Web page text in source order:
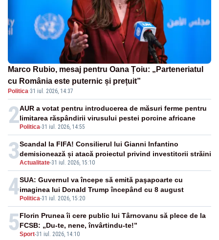
Marco Rubio, mesaj pentru Oana Țoiu: „Parteneriatul
cu România este puternic și prețuit”
Politica·31 iul. 2026, 14:37
2 Politica-31 iul. 2026, 14:55
AUR a votat pentru introducerea de măsuri ferme pentru
limitarea răspândirii virusului pestei porcine africane
3Actualitate-31 iul. 2026, 15:10
Scandal la FIFA! Consilierul lui Gianni Infantino
demisionează și atacă proiectul privind investitorii străini
4 Politica-31 iul. 2026, 15:20
SUA: Guvernul va începe să emită paşapoarte cu
imaginea lui Donald Trump începând cu 8 august
5Sport-31 iul. 2026, 14:10
Florin Prunea îi cere public lui Târnovanu să plece de la
FCSB: „Du-te, nene, învârtindu-te!”